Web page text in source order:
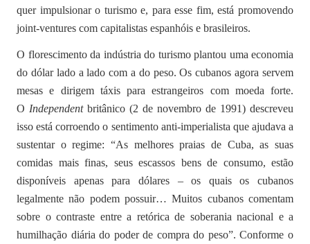
quer impulsionar o turismo e, para esse fim, está promovendo
joint-ventures com capitalistas espanhóis e brasileiros.
O florescimento da indústria do turismo plantou uma economia
do dólar lado a lado com a do peso. Os cubanos agora servem
mesas e dirigem táxis para estrangeiros com moeda forte.
O Independentbritânico (2 de novembro de 1991) descreveu
isso está corroendo o sentimento anti-imperialista que ajudava a
sustentar o regime: “As melhores praias de Cuba, as suas
comidas mais finas, seus escassos bens de consumo, estão
disponíveis apenas para dólares – os quais os cubanos
legalmente não podem possuir… Muitos cubanos comentam
sobre o contraste entre a retórica de soberania nacional e a
humilhação diária do poder de compra do peso”. Conforme o